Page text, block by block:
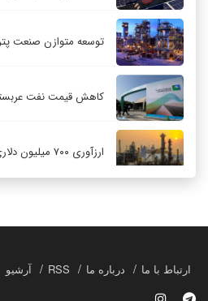
توسعه متوازن صنعت
کاهش قیمت نفت
ارزآوری ۷۰۰ میلیون دلاری پتروشیمی بندر امام
ارتباط با ما درباره ما RSS آرشیو